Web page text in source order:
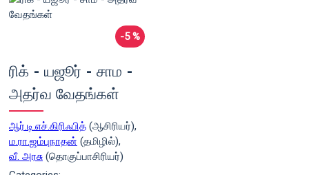
-5 %
ரிக் - யஜூர் - சாம -
அதர்வ வேதங்கள்
ஆர்.டி.எச்.கிரிஃபித் (ஆசிரியர்),
ம.ரா.ஜம்புநாதன் (தமிழில்),
வீ. அரசு (தொகுப்பாசிரியர்)